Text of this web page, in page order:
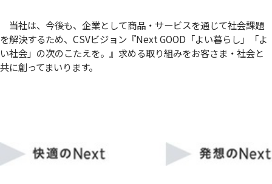
当社は、今後も、企業として商品・サービスを通じて社会課題
を解決するため、CSVビジョン『Next GOOD「よい暮らし」「よ
い社会」の次のこたえを。』求める取り組みをお客さま・社会と
共に創ってまいります。